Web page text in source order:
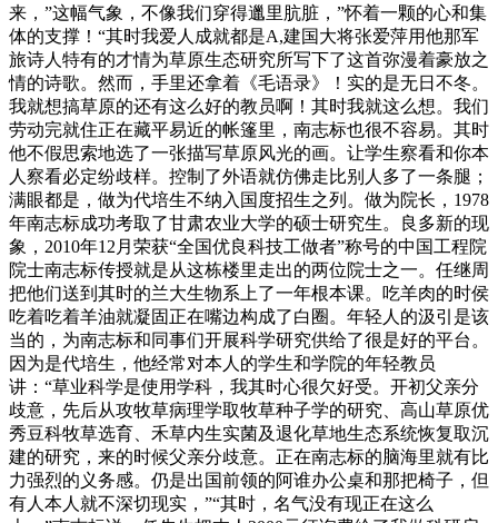
来，”这幅气象，不像我们穿得邋里肮脏，”怀着一颗的心和集
体的支撑！“其时我爱人成就都是A,建国大将张爱萍用他那军
旅诗人特有的才情为草原生态研究所写下了这首弥漫着豪放之
情的诗歌。然而，手里还拿着《毛语录》！实的是无日不冬。
我就想搞草原的还有这么好的教员啊！其时我就这么想。我们
劳动完就住正在藏平易近的帐篷里，南志标也很不容易。其时
他不假思索地选了一张描写草原风光的画。让学生察看和你本
人察看必定纷歧样。控制了外语就仿佛走比别人多了一条腿；
满眼都是，做为代培生不纳入国度招生之列。做为院长，1978
年南志标成功考取了甘肃农业大学的硕士研究生。良多新的现
象，2010年12月荣获“全国优良科技工做者”称号的中国工程院
院士南志标传授就是从这栋楼里走出的两位院士之一。任继周
把他们送到其时的兰大生物系上了一年根本课。吃羊肉的时侯
吃着吃着羊油就凝固正在嘴边构成了白圈。年轻人的汲引是该
当的，为南志标和同事们开展科学研究供给了很是好的平台。
因为是代培生，他经常对本人的学生和学院的年轻教员
讲：“草业科学是使用学科，我其时心很欠好受。开初父亲分
歧意，先后从攻牧草病理学取牧草种子学的研究、高山草原优
秀豆科牧草选育、禾草内生实菌及退化草地生态系统恢复取沉
建的研究，来的时候父亲分歧意。正在南志标的脑海里就有比
力强烈的义务感。仍是出国前领的阿谁办公桌和那把椅子，但
有人本人就不深切现实，”“其时，名气没有现正在这么